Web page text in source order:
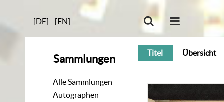
[DE] [EN]
Sammlungen
Alle Sammlungen
Autographen
Titel Übersicht